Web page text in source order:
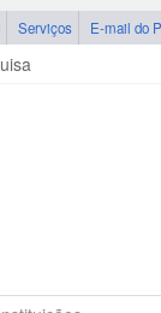
Serviços E-mail do